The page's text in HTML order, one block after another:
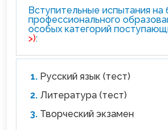
Вступительные испытания на
профессионального
особых категорий
>):
Русский язык (тест)
Литература (тест)
Творческий экзамен